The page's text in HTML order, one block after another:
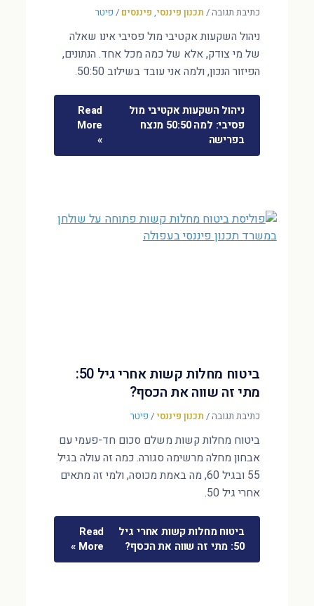
כתיבת תגובה/ תכנון פיננסי, פיננסים / פיטר
ניהול השקעות אקטיבי מול פסיבי אינו שאלה
של מי צודק, אלא של כמה מכל אחד. הנתונים,
הפיזור הנכון, ולמה אני עובד בשילוב 50:50.
ניהול השקעות אקטיבי מול
פסיבי: למה 50:50 מנצח
בפרישה
Read
More
»
ביטוח מחלות קשות אחרי גיל 50:
מתי זה שווה את הכסף?
כתיבת תגובה/ תכנון פיננסי/ פיטר
ביטוח מחלות קשות משלם סכום חד-פעמי עם
אבחון מחלה מרשימה סגורה. כמה זה עולה בגיל
55 ובגיל 60, מה באמת מכוסה, ולמי זה מתאים
אחרי גיל 50.
ביטוח מחלות קשות אחרי גיל
50: מתי זה שווה את הכסף?
Read
More »